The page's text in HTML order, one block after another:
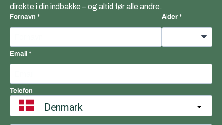
direkte i din indbakke – og altid før alle andre.
Fornavn Alder
Email
Telefon
Denmark